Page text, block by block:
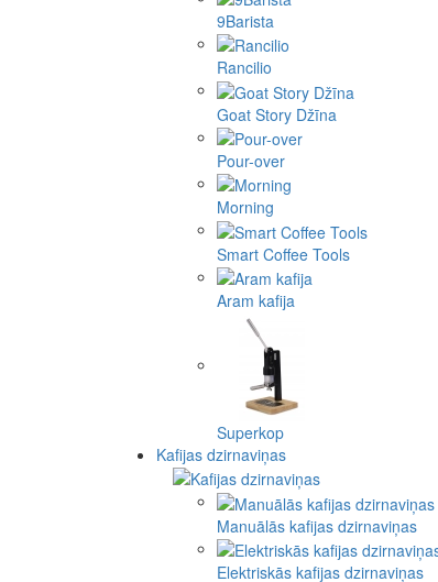
9Barista
Rancilio
Goat Story Džīna
Pour-over
Morning
Smart Coffee Tools
Aram kafija
Superkop
Kafijas dzirnaviņas
Manuālās kafijas dzirnaviņas
Elektriskās kafijas dzirnaviņas